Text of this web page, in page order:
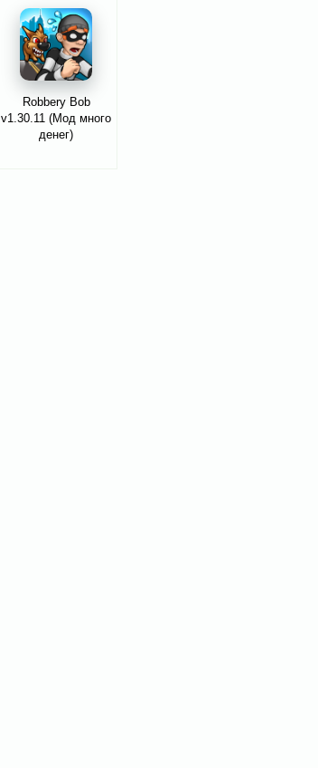
Robbery Bob
v1.30.11 (Мод много
денег)